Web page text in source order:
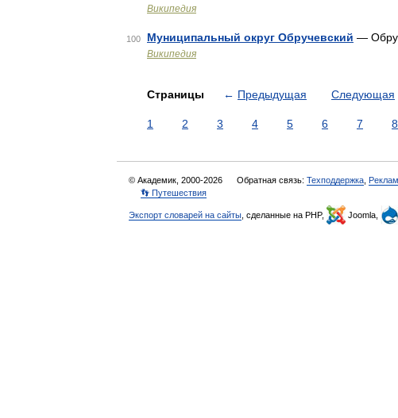
Википедия
100 Муниципальный округ Обручевский —
Википедия
Страницы ← Предыдущая Следующая
1 2 3 4 5 6 7 8
© Академик, 2000-2026 Обратная связь: Техподдержка
👣 Путешествия
Экспорт словарей на сайты , сделанные на PHP, Joomla,